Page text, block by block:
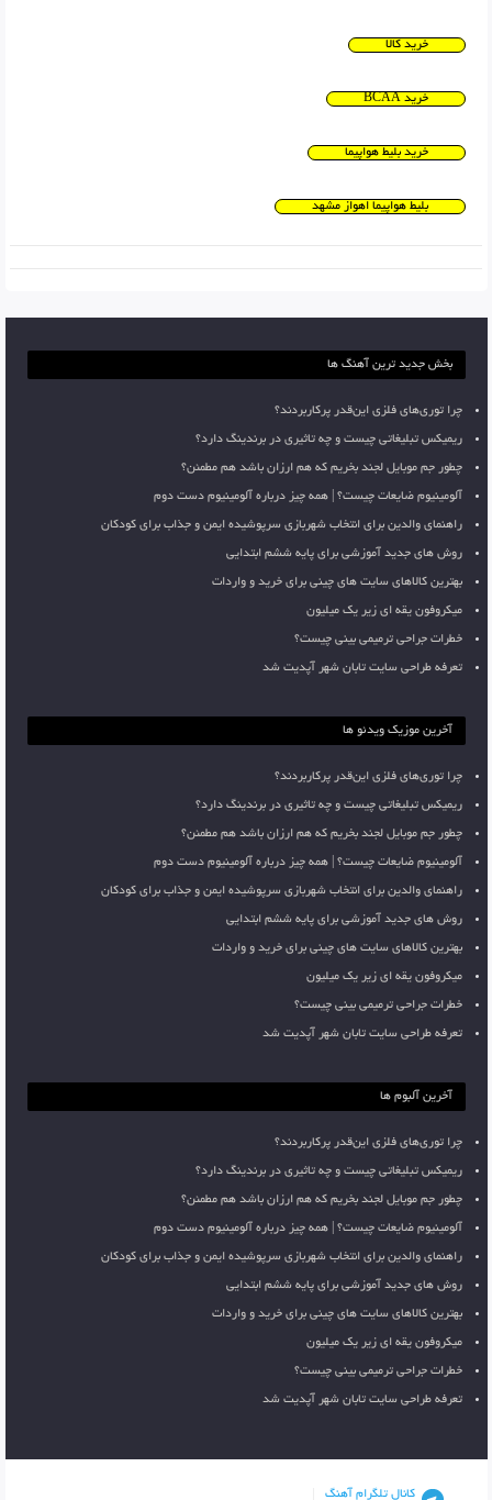
خرید کالا
خرید BCAA
خرید بلیط هواپیما
بلیط هواپیما اهواز مشهد
بخش جدید ترین آهنگ ها
چرا توری‌های فلزی این‌قدر پرکاربردند؟
ریمیکس تبلیغاتی چیست و چه تاثیری در برندینگ دارد؟
چطور جم موبایل لجند بخریم که هم ارزان باشد هم مطمئن؟
آلومینیوم ضایعات چیست؟ | همه چیز درباره آلومینیوم دست دوم
راهنمای والدین برای انتخاب شهربازی سرپوشیده ایمن و جذاب برای کودکان
روش های جدید آموزشی برای پایه ششم ابتدایی
بهترین کالاهای سایت های چینی برای خرید و واردات
میکروفون یقه ای زیر یک میلیون
خطرات جراحی ترمیمی بینی چیست؟
تعرفه طراحی سایت تابان شهر آپدیت شد
آخرین موزیک ویدئو ها
چرا توری‌های فلزی این‌قدر پرکاربردند؟
ریمیکس تبلیغاتی چیست و چه تاثیری در برندینگ دارد؟
چطور جم موبایل لجند بخریم که هم ارزان باشد هم مطمئن؟
آلومینیوم ضایعات چیست؟ | همه چیز درباره آلومینیوم دست دوم
راهنمای والدین برای انتخاب شهربازی سرپوشیده ایمن و جذاب برای کودکان
روش های جدید آموزشی برای پایه ششم ابتدایی
بهترین کالاهای سایت های چینی برای خرید و واردات
میکروفون یقه ای زیر یک میلیون
خطرات جراحی ترمیمی بینی چیست؟
تعرفه طراحی سایت تابان شهر آپدیت شد
آخرین آلبوم ها
چرا توری‌های فلزی این‌قدر پرکاربردند؟
ریمیکس تبلیغاتی چیست و چه تاثیری در برندینگ دارد؟
چطور جم موبایل لجند بخریم که هم ارزان باشد هم مطمئن؟
آلومینیوم ضایعات چیست؟ | همه چیز درباره آلومینیوم دست دوم
راهنمای والدین برای انتخاب شهربازی سرپوشیده ایمن و جذاب برای کودکان
روش های جدید آموزشی برای پایه ششم ابتدایی
بهترین کالاهای سایت های چینی برای خرید و واردات
میکروفون یقه ای زیر یک میلیون
خطرات جراحی ترمیمی بینی چیست؟
تعرفه طراحی سایت تابان شهر آپدیت شد
کانال تلگرام آهنگ